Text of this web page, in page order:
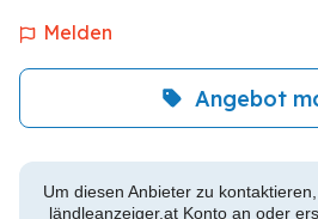
Melden
Angebot
Um diesen Anbieter zu
ländleanzeiger.at Konto an oder